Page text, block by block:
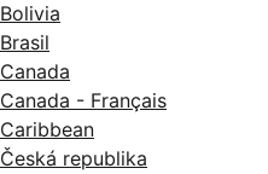
Bolivia
Brasil
Canada
Canada - Français
Caribbean
Česká republika